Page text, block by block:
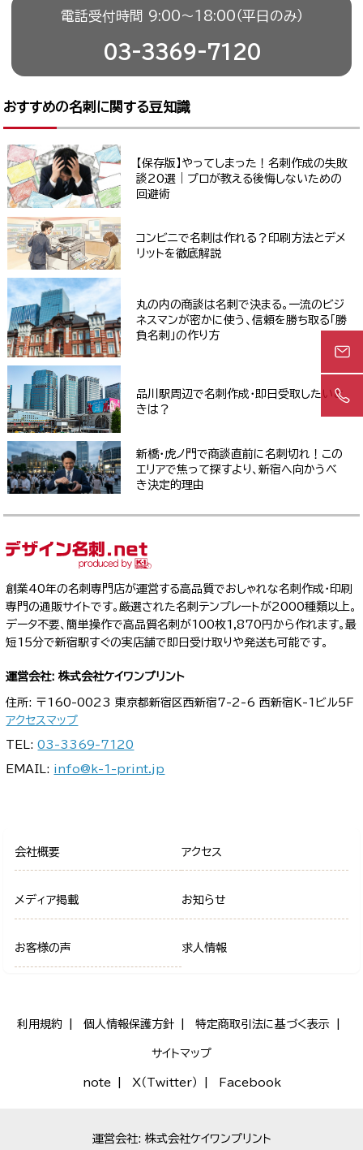
電話受付時間 9:00〜18:00（平日のみ）
03-3369-7120
おすすめの名刺に関する豆知識
【保存版】やってしまった！名刺作成の失敗
談20選｜プロが教える後悔しないための
回避術
コンビニで名刺は作れる？印刷方法とデメ
リットを徹底解説
丸の内の商談は名刺で決まる。一流のビジ
ネスマンが密かに使う、信頼を勝ち取る「勝
負名刺」の作り方
品川駅周辺で名刺作成・即日受取したいと
きは？
新橋・虎ノ門で商談直前に名刺切れ！この
エリアで焦って探すより、新宿へ向かうべ
き決定的理由
創業40年の名刺専門店が運営する高品質でおしゃれな名刺作成・印刷
専門の通販サイトです。厳選された名刺テンプレートが2000種類以上。
データ不要、簡単操作で高品質名刺が100枚1,870円から作れます。最
短15分で新宿駅すぐの実店舗で即日受け取りや発送も可能です。
運営会社: 株式会社ケイワンプリント
住所: 〒160-0023 東京都新宿区西新宿7-2-6 西新宿K-1ビル5F
アクセスマップ
TEL:03-3369-7120
EMAIL: info@k-1-print.jp
会社概要 アクセス
メディア掲載 お知らせ
お客様の声 求人情報
利用規約 個人情報保護方針 特定商取引法に基づく表示
サイトマップ
note X（Twitter） Facebook
運営会社: 株式会社ケイワンプリント